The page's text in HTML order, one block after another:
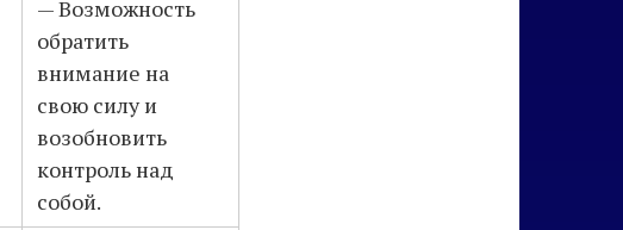
— Возможность
обратить
внимание на
свою силу и
возобновить
контроль над
собой.